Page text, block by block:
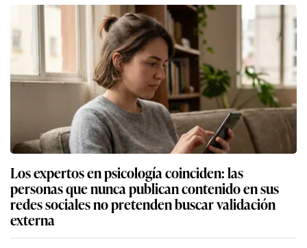
Los expertos en psicología coinciden: las
personas que nunca publican contenido en sus
redes sociales no pretenden buscar validación
externa